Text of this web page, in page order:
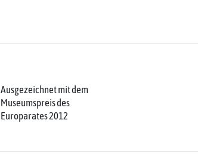
Ausgezeichnet mit dem
Museumspreis des
Europarates 2012